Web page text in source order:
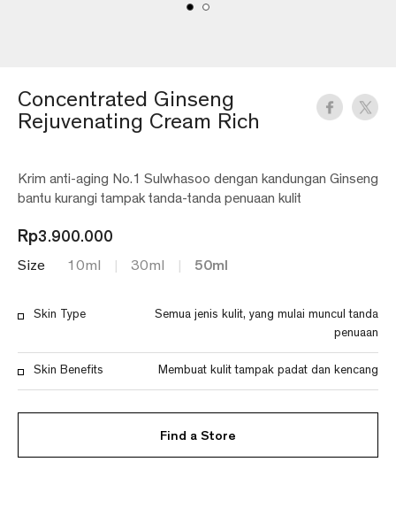
Concentrated Ginseng
Rejuvenating Cream Rich
Krim anti-aging No.1 Sulwhasoo dengan kandungan Ginseng
bantu kurangi tampak tanda-tanda penuaan kulit
Rp3.900.000
Size 10ml 30ml 50ml
Skin Type
Semua jenis kulit, yang mulai muncul tanda
penuaan
Skin Benefits Membuat kulit tampak padat dan kencang
Find a Store